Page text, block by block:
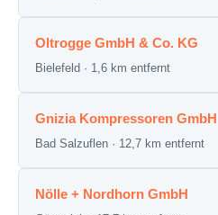
Oltrogge GmbH & Co. KG
Bielefeld · 1,6 km entfernt
Gnizia Kompressoren GmbH
Bad Salzuflen · 12,7 km entfernt
Nölle + Nordhorn GmbH